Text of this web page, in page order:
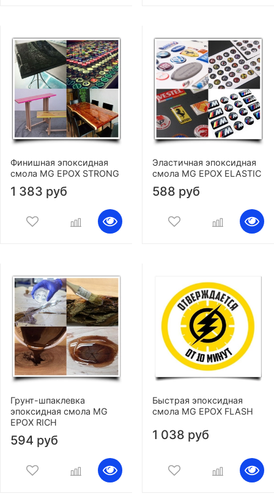
Финишная эпоксидная
смола MG EPOX STRONG
1 383 руб
Эластичная эпоксидная
смола MG EPOX ELASTIC
588 руб
Грунт-шпаклевка
эпоксидная смола MG
EPOX RICH
594 руб
Быстрая эпоксидная
смола MG EPOX FLASH
1 038 руб